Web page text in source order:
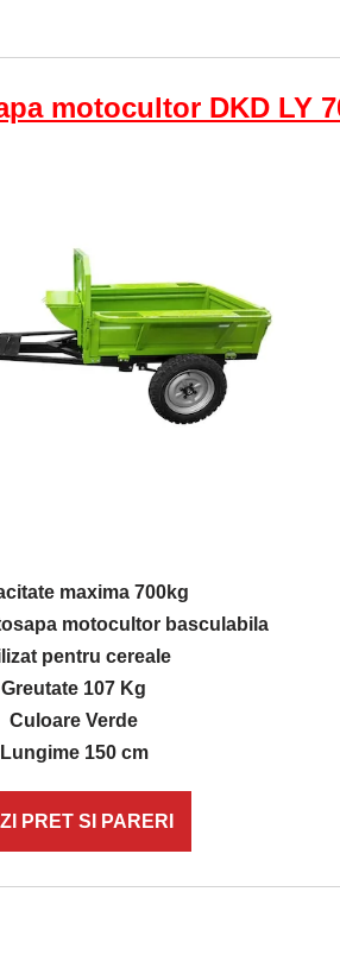
motocultor DKD LY
maxima 700kg
motocultor basculabila
pentru cereale
Greutate 107 Kg
Culoare Verde
Lungime 150 cm
PRET SI PARERI